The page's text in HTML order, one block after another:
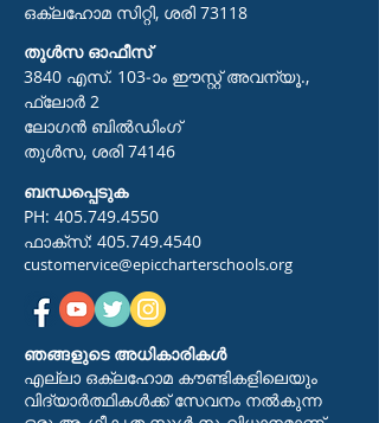
ഒക്ലഹോമ സിറ്റി, ശരി 73118
തുൾസ ഓഫീസ്
3840 എസ്. 103-ാം ഈസ്റ്റ് അവന്യൂ.,
ഫ്ലോർ 2
ലോഗൻ ബിൽഡിംഗ്
തുൾസ, ശരി 74146
ബന്ധപ്പെടുക
PH: 405.749.4550
ഫാക്സ്: 405.749.4540
customervice@epiccharterschools.org
ഞങ്ങളുടെ അധികാരികൾ
എല്ലാ ഒക്ലഹോമ കൗണ്ടികളിലെയും
വിദ്യാർത്ഥികൾക്ക് സേവനം നൽകുന്ന